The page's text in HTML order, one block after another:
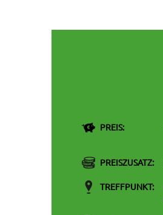
PREIS:
PREISZUSATZ:
TREFFPUNKT: